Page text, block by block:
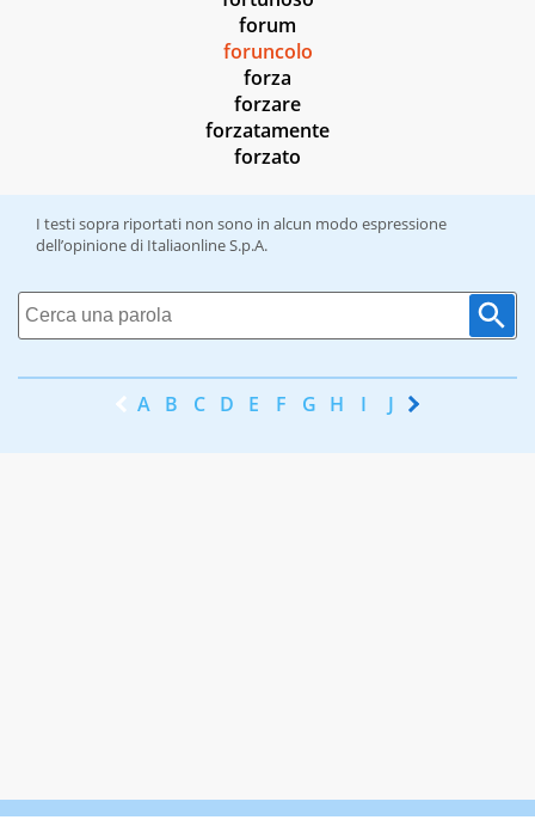
forum
foruncolo
forza
forzare
forzatamente
forzato
I testi sopra riportati non sono in alcun modo espressione
dell’opinione di Italiaonline S.p.A.
A B C D E F G H I J K